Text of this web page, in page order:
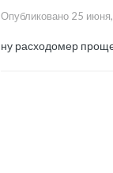
Опубликовано 25
ну расходомер